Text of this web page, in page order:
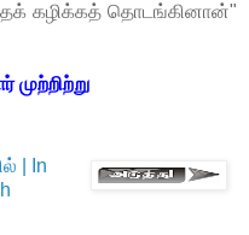
கழிக்கத் தொடங்கினான்"
| In